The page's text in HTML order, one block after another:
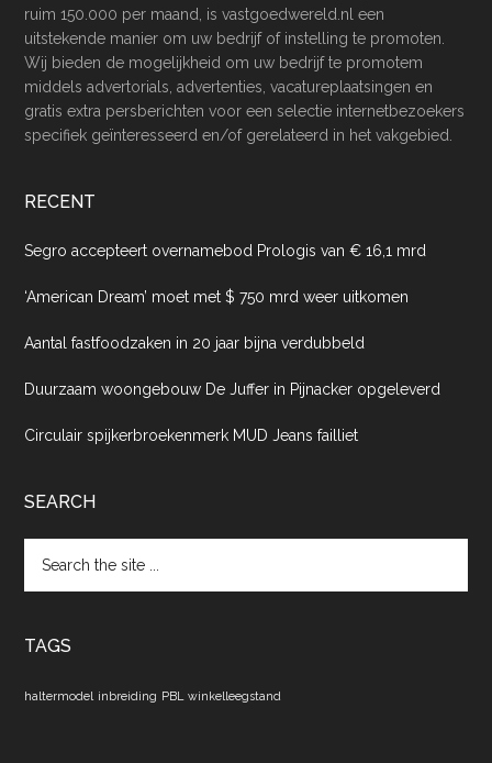
ruim 150.000 per maand, is vastgoedwereld.nl een
uitstekende manier om uw bedrijf of instelling te promoten.
Wij bieden de mogelijkheid om uw bedrijf te promotem
middels advertorials, advertenties, vacatureplaatsingen en
gratis extra persberichten voor een selectie internetbezoekers
specifiek geïnteresseerd en/of gerelateerd in het vakgebied.
RECENT
Segro accepteert overnamebod Prologis van € 16,1 mrd
‘American Dream’ moet met $ 750 mrd weer uitkomen
Aantal fastfoodzaken in 20 jaar bijna verdubbeld
Duurzaam woongebouw De Juffer in Pijnacker opgeleverd
Circulair spijkerbroekenmerk MUD Jeans failliet
SEARCH
the
TAGS
haltermodel inbreiding PBL winkelleegstand